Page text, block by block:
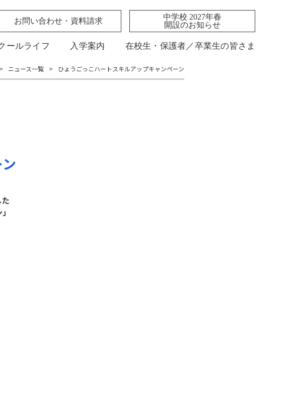
お問い合わせ・資料請求
中学校 2027年春
開設のお知らせ
ールライフ 入学案内 在校生・保護者／卒業生の皆さま
> ニュース一覧 > ひょうごっこハートスキルアップキャンペーン